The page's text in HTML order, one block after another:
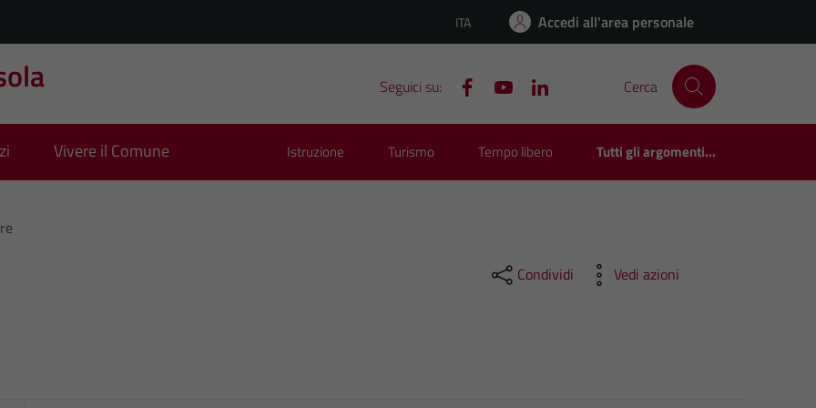
Lingua attiva:
ITA Accedi all'area personale
Seguici su: Cerca
Vivere il Comune Istruzione Turismo Tempo libero Tutti gli argomenti...
Condividi Vedi azioni